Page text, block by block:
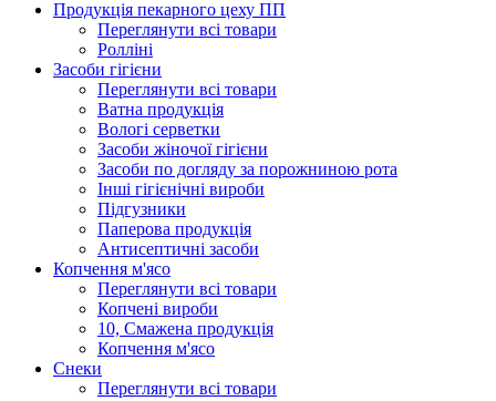
Продукцiя пекарного цеху ПП
Переглянути всі товари
Ролліні
Засоби гігієни
Переглянути всі товари
Ватна продукція
Вологi серветки
Засоби жіночої гігієни
Засоби по догляду за порожниною рота
Інші гігієнічні вироби
Підгузники
Паперова продукція
Антисептичні засоби
Копчення м'ясо
Переглянути всі товари
Копчені вироби
10, Смажена продукція
Копчення м'ясо
Снеки
Переглянути всі товари